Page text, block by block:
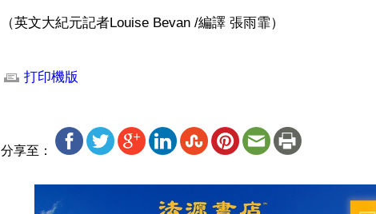
（英文大紀元記者Louise Bevan /編譯 張雨霏）
打印機版
分享至：